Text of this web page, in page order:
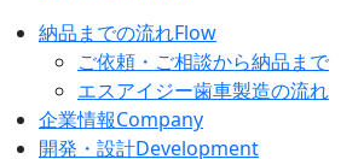
納品までの流れFlow
ご依頼・ご相談から納品まで
エスアイジー歯車製造の流れ
企業情報Company
開発・設計Development